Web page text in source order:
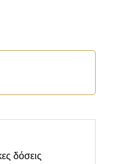
δόσεις